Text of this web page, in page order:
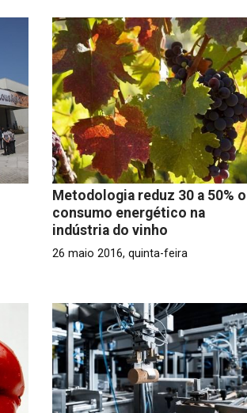
Metodologia reduz 30 a 50% o
consumo energético na
indústria do vinho
26 maio 2016, quinta-feira